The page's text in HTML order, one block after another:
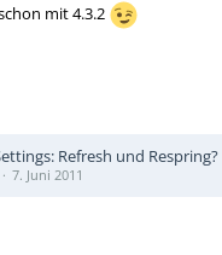
mit 4.3.2
Refresh und Respring?
7. Juni 2011